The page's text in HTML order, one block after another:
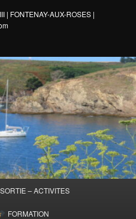
| FONTENAY-AUX-ROSES |
– ACTIVITES
FORMATION